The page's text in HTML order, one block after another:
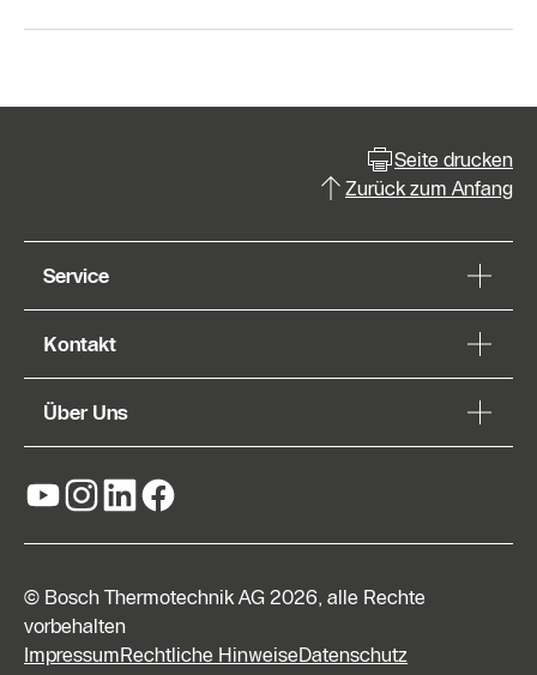
Seite drucken
Zurück zum Anfang
Service
Kontakt
Über Uns
© Bosch Thermotechnik AG 2026, alle Rechte
vorbehalten
ImpressumRechtliche HinweiseDatenschutz